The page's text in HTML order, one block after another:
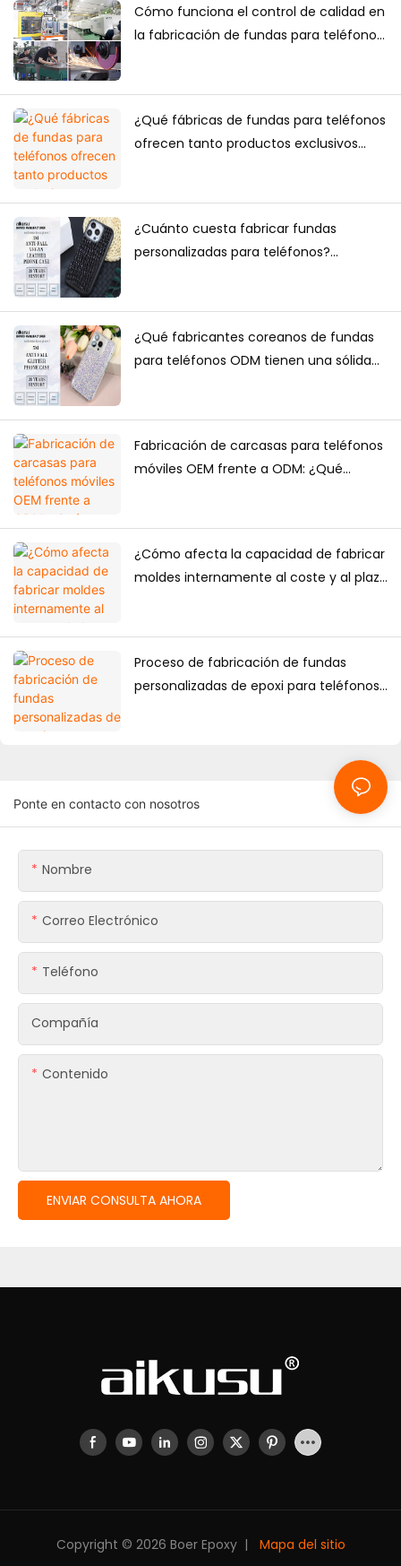
Cómo funciona el control de calidad en
la fabricación de fundas para teléfonos:
¿Qué fábricas de fundas para teléfonos
ofrecen tanto productos exclusivos
¿Cuánto cuesta fabricar fundas
personalizadas para teléfonos?
¿Qué fabricantes coreanos de fundas
para teléfonos ODM tienen una sólida
Fabricación de carcasas para teléfonos
móviles OEM frente a ODM: ¿Qué
¿Cómo afecta la capacidad de fabricar
moldes internamente al coste y al plazo
Proceso de fabricación de fundas
personalizadas de epoxi para teléfonos:
Ponte en contacto con nosotros
Nombre
Correo Electrónico
Teléfono
Compañía
Contenido
ENVIAR CONSULTA AHORA
Copyright © 2026 Boer Epoxy | Mapa del sitio